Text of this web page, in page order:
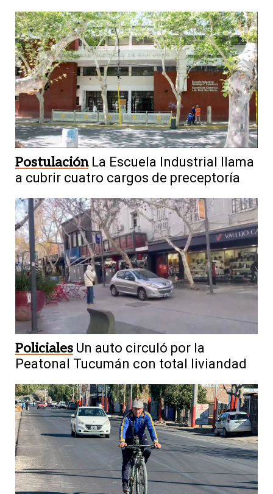
Postulación La Escuela Industrial llama
a cubrir cuatro cargos de preceptoría
Policiales Un auto circuló por la
Peatonal Tucumán con total liviandad